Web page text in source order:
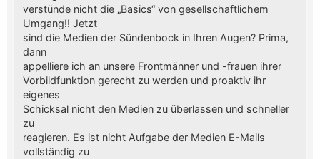
verstünde nicht die „Basics“ von gesellschaftlichem
Umgang!! Jetzt
sind die Medien der Sündenbock in Ihren Augen? Prima,
dann
appelliere ich an unsere Frontmänner und -frauen ihrer
Vorbildfunktion gerecht zu werden und proaktiv ihr
eigenes
Schicksal nicht den Medien zu überlassen und schneller
zu
reagieren. Es ist nicht Aufgabe der Medien E-Mails
vollständig zu